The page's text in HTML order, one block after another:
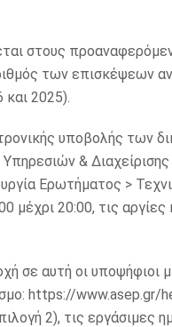
στους
των επισκέψεων
2025).
υποβολής των
&
Ερωτήματος >
μέχρι 20:00, τις
σε αυτή οι
https://www.asep.gr/
2), τις εργάσιμες